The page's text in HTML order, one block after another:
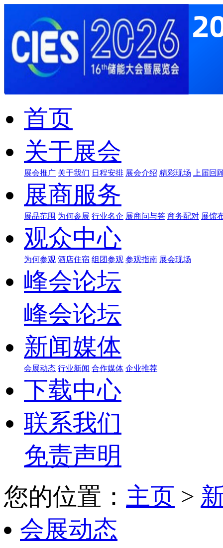
首页
关于展会
展会推广 关于我们 日程安排 展会介绍 精彩现场 上届回
展商服务
展品范围 为何参展 行业名企 展商问与答 商务配对 展馆
观众中心
为何参观 酒店住宿 组团参观 参观指南 展会现场
峰会论坛
峰会论坛
新闻媒体
会展动态 行业新闻 合作媒体 企业推荐
下载中心
联系我们
免责声明
您的位置： 主页 >
会展动态